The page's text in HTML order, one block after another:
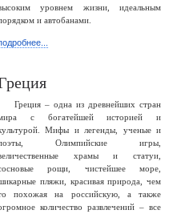
уровнем жизни, идеальным
и автобанами.
Греция – одна из древнейших стран
с богатейшей историей и
Мифы и легенды, ученые и
Олимпийские игры,
храмы и статуи,
рощи, чистейшее море,
пляжи, красивая природа, чем
похожая на российскую, а также
количество развлечений – все